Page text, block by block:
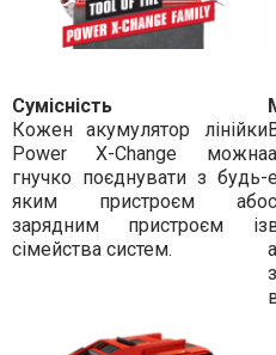
Сумісність
Кожен акумулятор лінійки
Power X-Change можна
гнучко поєднувати з будь-
яким пристроєм або
зарядним пристроєм із
сімейства систем.